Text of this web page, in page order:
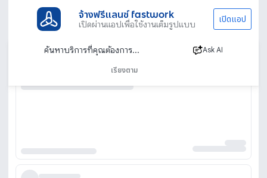
จ้างฟรีแลนซ์ fastwork
เปิดผ่านแอปเพื่อใช้งานเต็มรูปแบบ เปิดแอป
Ask AI
เรียงตาม